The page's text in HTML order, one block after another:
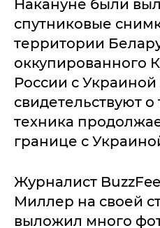
Накануне были
спутниковые
территории
оккупированного
России с
свидетельствуют
техника
границе с
Журналист
Миллер на своей
выложил много